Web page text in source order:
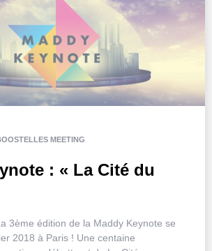
MEETING
: « La Cité du
3ème édition de la Maddy Keynote se
2018 à Paris ! Une centaine